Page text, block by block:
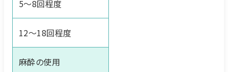
5〜8回程度
12〜18回程度
麻酔の使用